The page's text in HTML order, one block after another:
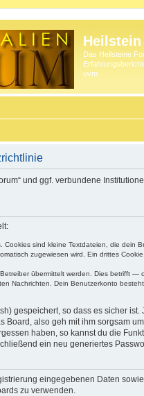
Das Heilsteine
uvm.
und ggf. verbundene
sind kleine Textdateien, die dein
zugewiesen wird. Ein drittes
übermittelt werden. Dies betrifft
Nachrichten. Dein Benutzerkonto
gespeichert, so dass es sicher
Board, also geh mit ihm sorgsam
haben, so kannst du die
ein neu generiertes
eingegebenen Daten
zu verwenden.